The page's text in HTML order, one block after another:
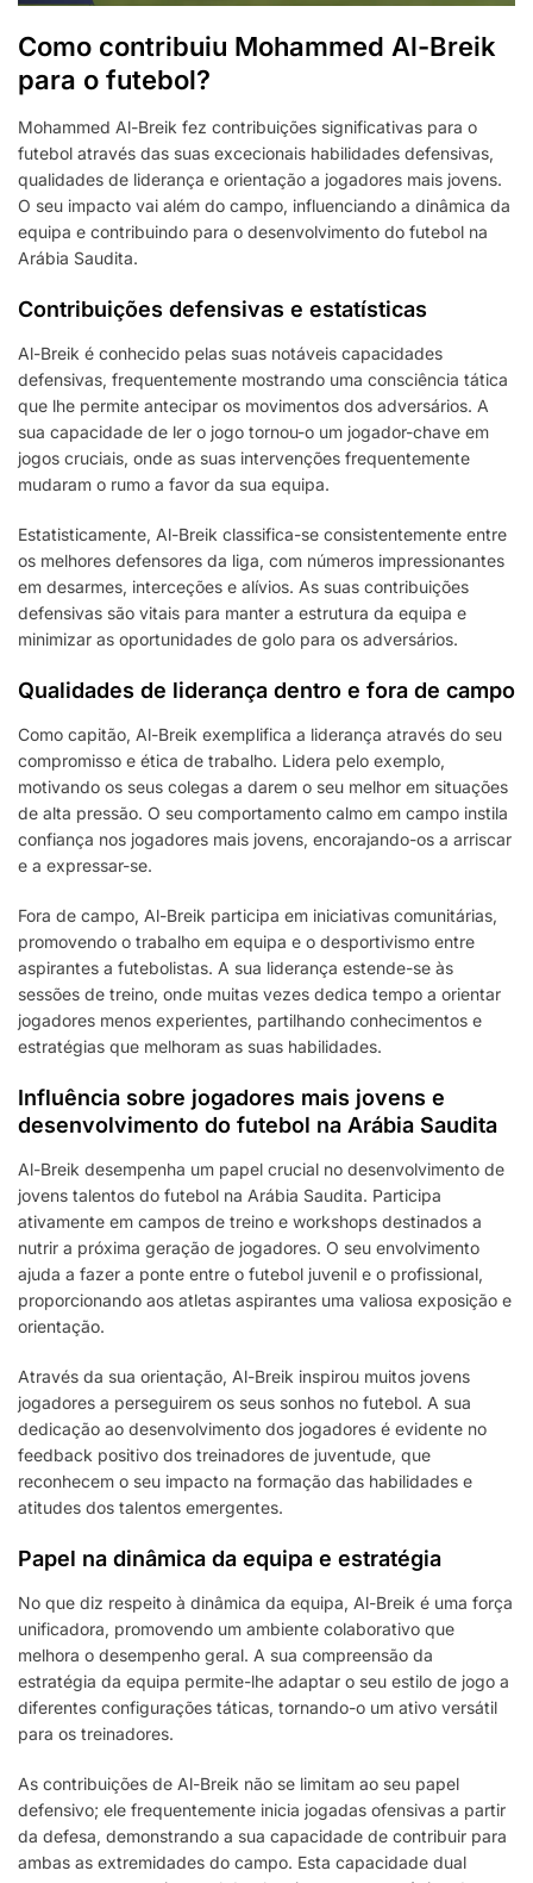
Como contribuiu Mohammed Al-Breik
para o futebol?
Mohammed Al-Breik fez contribuições significativas para o
futebol através das suas excecionais habilidades defensivas,
qualidades de liderança e orientação a jogadores mais jovens.
O seu impacto vai além do campo, influenciando a dinâmica da
equipa e contribuindo para o desenvolvimento do futebol na
Arábia Saudita.
Contribuições defensivas e estatísticas
Al-Breik é conhecido pelas suas notáveis capacidades
defensivas, frequentemente mostrando uma consciência tática
que lhe permite antecipar os movimentos dos adversários. A
sua capacidade de ler o jogo tornou-o um jogador-chave em
jogos cruciais, onde as suas intervenções frequentemente
mudaram o rumo a favor da sua equipa.
Estatisticamente, Al-Breik classifica-se consistentemente entre
os melhores defensores da liga, com números impressionantes
em desarmes, interceções e alívios. As suas contribuições
defensivas são vitais para manter a estrutura da equipa e
minimizar as oportunidades de golo para os adversários.
Qualidades de liderança dentro e fora de campo
Como capitão, Al-Breik exemplifica a liderança através do seu
compromisso e ética de trabalho. Lidera pelo exemplo,
motivando os seus colegas a darem o seu melhor em situações
de alta pressão. O seu comportamento calmo em campo instila
confiança nos jogadores mais jovens, encorajando-os a arriscar
e a expressar-se.
Fora de campo, Al-Breik participa em iniciativas comunitárias,
promovendo o trabalho em equipa e o desportivismo entre
aspirantes a futebolistas. A sua liderança estende-se às
sessões de treino, onde muitas vezes dedica tempo a orientar
jogadores menos experientes, partilhando conhecimentos e
estratégias que melhoram as suas habilidades.
Influência sobre jogadores mais jovens e
desenvolvimento do futebol na Arábia Saudita
Al-Breik desempenha um papel crucial no desenvolvimento de
jovens talentos do futebol na Arábia Saudita. Participa
ativamente em campos de treino e workshops destinados a
nutrir a próxima geração de jogadores. O seu envolvimento
ajuda a fazer a ponte entre o futebol juvenil e o profissional,
proporcionando aos atletas aspirantes uma valiosa exposição e
orientação.
Através da sua orientação, Al-Breik inspirou muitos jovens
jogadores a perseguirem os seus sonhos no futebol. A sua
dedicação ao desenvolvimento dos jogadores é evidente no
feedback positivo dos treinadores de juventude, que
reconhecem o seu impacto na formação das habilidades e
atitudes dos talentos emergentes.
Papel na dinâmica da equipa e estratégia
No que diz respeito à dinâmica da equipa, Al-Breik é uma força
unificadora, promovendo um ambiente colaborativo que
melhora o desempenho geral. A sua compreensão da
estratégia da equipa permite-lhe adaptar o seu estilo de jogo a
diferentes configurações táticas, tornando-o um ativo versátil
para os treinadores.
As contribuições de Al-Breik não se limitam ao seu papel
defensivo; ele frequentemente inicia jogadas ofensivas a partir
da defesa, demonstrando a sua capacidade de contribuir para
ambas as extremidades do campo. Esta capacidade dual